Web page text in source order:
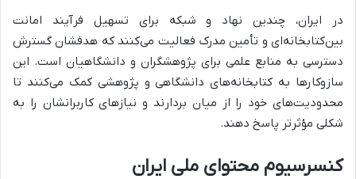
در ایران، چندین نهاد و شبکه برای تسهیل فرآیند امانت
بین‌کتابخانه‌ای و تأمین مدرک فعالیت می‌کنند که هدفشان گسترش
دسترسی به منابع علمی برای پژوهشگران و دانشگاهیان است. این
سازوکارها به کتابخانه‌های دانشگاهی و پژوهشی کمک می‌کنند تا
محدودیت‌های خود را از میان بردارند و نیازهای کاربرانشان را به
شکلی مؤثرتر پاسخ دهند.
کنسرسیوم محتوای ملی ایران